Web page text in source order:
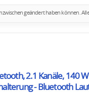
geändert haben können.
2.1 Kanäle, 140
- Bluetooth